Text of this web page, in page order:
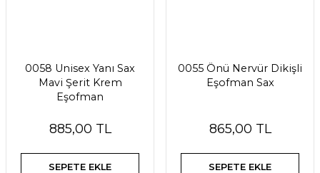
0058 Unisex Yanı Sax
Mavi Şerit Krem
Eşofman
885,00 TL
SEPETE EKLE
0055 Önü Nervür Dikişli
Eşofman Sax
865,00 TL
SEPETE EKLE